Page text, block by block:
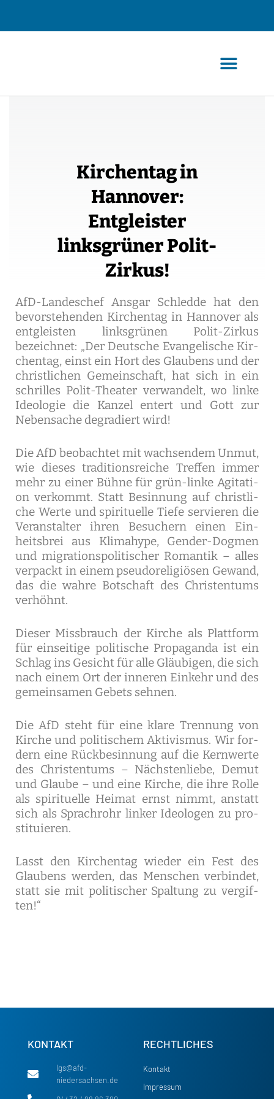
Zum
Kirchentag in
Hannover:
Entgleister
linksgrüner Polit-
Zirkus!
AfD-Lan­des­chef Ans­gar Schled­de hat den
bevor­ste­hen­den Kir­chen­tag in Han­no­ver als
ent­gleis­ten links­grü­nen Polit-Zir­kus
bezeich­net: „Der Deut­sche Evan­ge­li­sche Kir­
chen­tag, einst ein Hort des Glau­bens und der
christ­li­chen Gemein­schaft, hat sich in ein
schril­les Polit-Thea­ter ver­wan­delt, wo lin­ke
Ideo­lo­gie die Kan­zel entert und Gott zur
Neben­sa­che degra­diert wird!
Die AfD beob­ach­tet mit wach­sen­dem Unmut,
wie die­ses tra­di­ti­ons­rei­che Tref­fen immer
mehr zu einer Büh­ne für grün-lin­ke Agi­ta­ti­
on ver­kommt. Statt Besin­nung auf christ­li­
che Wer­te und spi­ri­tu­el­le Tie­fe ser­vie­ren die
Ver­an­stal­ter ihren Besu­chern einen Ein­
heits­brei aus Kli­ma­hype, Gen­der-Dog­men
und migra­ti­ons­po­li­ti­scher Roman­tik – alles
ver­packt in einem pseu­do­re­li­giö­sen Gewand,
das die wah­re Bot­schaft des Chris­ten­tums
ver­höhnt.
Die­ser Miss­brauch der Kir­che als Platt­form
für ein­sei­ti­ge poli­ti­sche Pro­pa­gan­da ist ein
Schlag ins Gesicht für alle Gläu­bi­gen, die sich
nach einem Ort der inne­ren Ein­kehr und des
gemein­sa­men Gebets seh­nen.
Die AfD steht für eine kla­re Tren­nung von
Kir­che und poli­ti­schem Akti­vis­mus. Wir for­
dern eine Rück­be­sin­nung auf die Kern­wer­te
des Chris­ten­tums – Nächs­ten­lie­be, Demut
und Glau­be – und eine Kir­che, die ihre Rol­le
als spi­ri­tu­el­le Hei­mat ernst nimmt, anstatt
sich als Sprach­rohr lin­ker Ideo­lo­gen zu pro­
sti­tu­ie­ren.
Lasst den Kir­chen­tag wie­der ein Fest des
Glau­bens wer­den, das Men­schen ver­bin­det,
statt sie mit poli­ti­scher Spal­tung zu ver­gif­
ten!“
KONTAKT
lgs@afd-
niedersachsen.de
RECHTLICHES
Kontakt
Impressum